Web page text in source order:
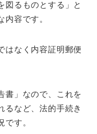
図るものとする」と
内容です。
はなく内容証明郵便
書」なので、これを
るなど、法的手続き
です。